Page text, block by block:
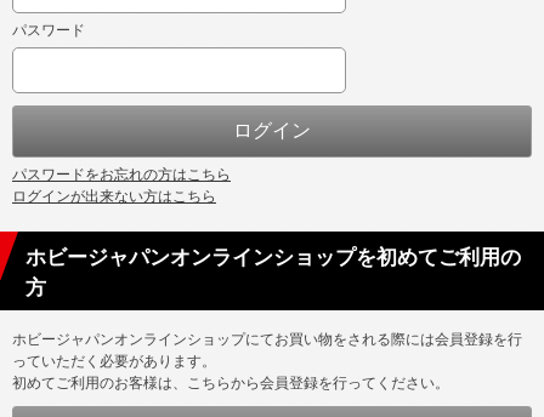
パスワード
パスワードをお忘れの方はこちら
ログインが出来ない方はこちら
ホビージャパンオンラインショップを初めてご利用の
方
ホビージャパンオンラインショップにてお買い物をされる際には会員登録を行
っていただく必要があります。
初めてご利用のお客様は、こちらから会員登録を行ってください。